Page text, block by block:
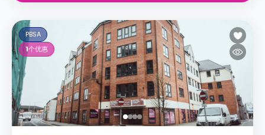
PBSA
1个优惠